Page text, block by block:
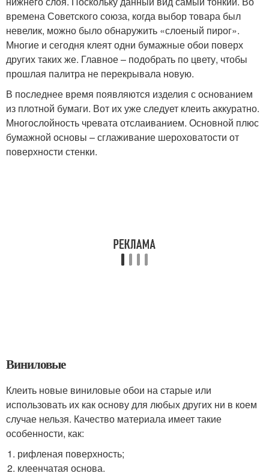
времена Советского союза, когда выбор товара был
невелик, можно было обнаружить «слоеный пирог».
Многие и сегодня клеят одни бумажные обои поверх
других таких же. Главное – подобрать по цвету, чтобы
прошлая палитра не перекрывала новую.
В последнее время появляются изделия с основанием
из плотной бумаги. Вот их уже следует клеить аккуратно.
Многослойность чревата отслаиванием. Основной плюс
бумажной основы – сглаживание шероховатости от
поверхности стенки.
Виниловые
Клеить новые виниловые обои на старые или
использовать их как основу для любых других ни в коем
случае нельзя. Качество материала имеет такие
особенности, как:
рифленая поверхность;
клеенчатая основа.